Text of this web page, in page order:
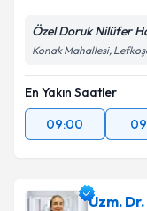
Özel Doruk Nilüfer
Konak Mahallesi,
En Yakın Saatler
09:00
Uzm.